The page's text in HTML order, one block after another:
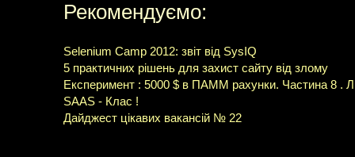
Рекомендуємо:
Selenium Camp 2012: звіт від SysIQ
5 практичних рішень для захист сайту від злому
Експеримент : 5000 $ в ПАММ рахунки. Частина 8 .
SAAS - Клас !
Дайджест цікавих вакансій № 22